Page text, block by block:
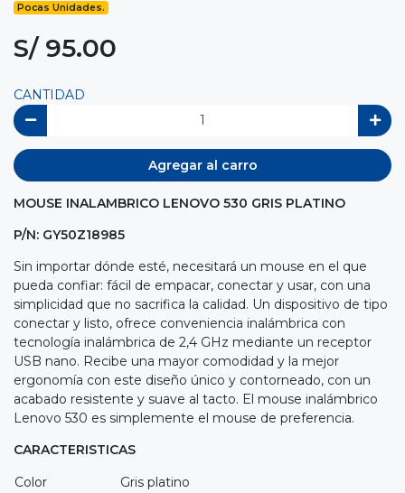
Pocas Unidades.
S/ 95.00
CANTIDAD
Agregar al carro
MOUSE INALAMBRICO LENOVO 530 GRIS PLATINO
P/N: GY50Z18985
Sin importar dónde esté, necesitará un mouse en el que
pueda confiar: fácil de empacar, conectar y usar, con una
simplicidad que no sacrifica la calidad. Un dispositivo de tipo
conectar y listo, ofrece conveniencia inalámbrica con
tecnología inalámbrica de 2,4 GHz mediante un receptor
USB nano. Recibe una mayor comodidad y la mejor
ergonomía con este diseño único y contorneado, con un
acabado resistente y suave al tacto. El mouse inalámbrico
Lenovo 530 es simplemente el mouse de preferencia.
CARACTERISTICAS
Color
Gris platino